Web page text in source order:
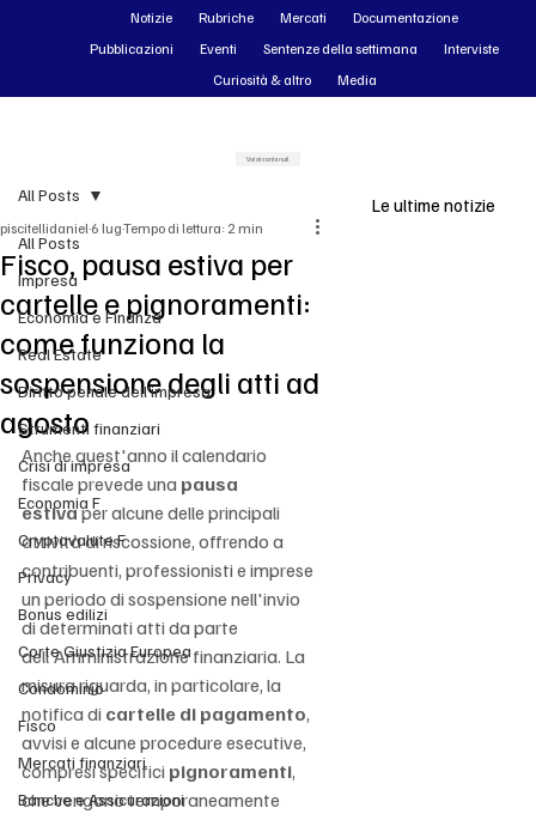
All Posts
Impresa
Economia e Finanza
Real Estate
Diritto penale dell'impresa
Strumenti finanziari
Crisi di impresa
Economia F
Cryptovalute F
Privacy
Bonus edilizi
Corte Giustizia Europea
Condominio
Fisco
Mercati finanziari
Banche e Assicurazioni
All Posts
Fisco, pausa estiva per
cartelle e pignoramenti:
come funziona la
sospensione degli atti ad
agosto
piscitellidaniel 6 lugTempo di lettura: 2 min
Anche quest'anno il calendario
fiscale prevede una pausa
estiva per alcune delle principali
attività di riscossione, offrendo a
contribuenti, professionisti e imprese
un periodo di sospensione nell'invio
di determinati atti da parte
dell'Amministrazione finanziaria. La
misura riguarda, in particolare, la
notifica di cartelle di pagamento,
avvisi e alcune procedure esecutive,
compresi specifici pignoramenti,
che vengono temporaneamente
Le ultime notizie
Notizie Rubriche Mercati
Documentazione
Pubblicazioni
Eventi Sentenze della settimana
Interviste
Curiosità & altro
Media
Vai ai contenuti